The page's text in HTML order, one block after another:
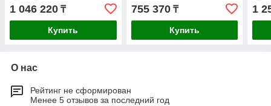
1 046 220 ₸
Купить
755 370₸
Купить
1
О нас
Рейтинг не сформирован
Менее 5 отзывов за последний год